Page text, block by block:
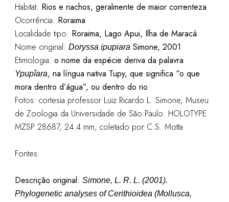
Habitat: Rios e riachos, geralmente de maior correnteza
Ocorrência: Roraima
Localidade tipo: Roraima, Lago Apui, Ilha de Maracá
Nome original: Doryssa ipupiaraSimone, 2001
Etimologia: o nome da espécie deriva da palavra
Ypupîara, na língua nativa Tupy, que significa “o que
mora dentro d’água”, ou dentro do rio
Fotos: cortesia professor Luiz Ricardo L. Simone, Museu
de Zoologia da Universidade de São Paulo: HOLOTYPE
MZSP 28687, 24.4 mm, coletado por C.S. Motta
Fontes:
Descrição original: Simone, L. R. L. (2001).
Phylogenetic analyses of Cerithioidea (Mollusca,